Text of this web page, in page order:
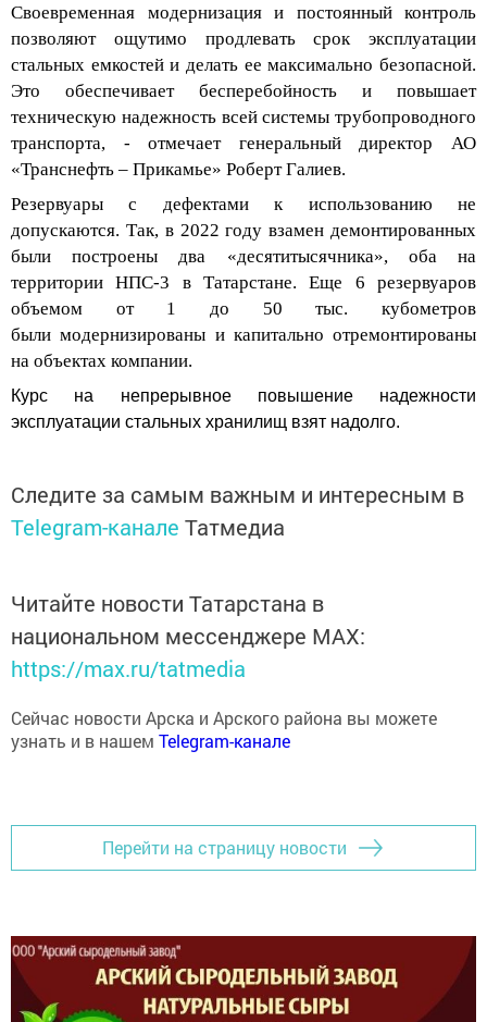
Своевременная модернизация и постоянный контроль
позволяют ощутимо продлевать срок эксплуатации
стальных емкостей и делать ее максимально безопасной.
Это обеспечивает бесперебойность и повышает
техническую надежность всей системы трубопроводного
транспорта, - отмечает генеральный директор АО
«Транснефть – Прикамье» Роберт Галиев.
Резервуары с дефектами к использованию не
допускаются. Так, в 2022 году взамен демонтированных
были построены два «десятитысячника», оба на
территории НПС-3 в Татарстане. Еще 6 резервуаров
объемом от 1 до 50 тыс. кубометров
были модернизированы и капитально отремонтированы
на объектах компании.
Курс на непрерывное повышение надежности
эксплуатации стальных хранилищ взят надолго.
Следите за самым важным и интересным в
Telegram-канале Татмедиа
Читайте новости Татарстана в
национальном мессенджере MАХ:
https://max.ru/tatmedia
Сейчас новости Арска и Арского района вы можете
узнать и в нашем Telegram-канале
Перейти на страницу новости